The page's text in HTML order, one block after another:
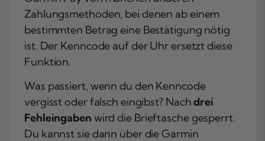
Zahlungsmethoden, bei denen ab einem
bestimmten Betrag eine Bestätigung nötig
ist. Der Kenncode auf der Uhr ersetzt diese
Funktion.
Was passiert, wenn du den Kenncode
vergisst oder falsch eingibst? Nachdrei
Fehleingaben wird die Brieftasche gesperrt.
Du kannst sie dann über die Garmin